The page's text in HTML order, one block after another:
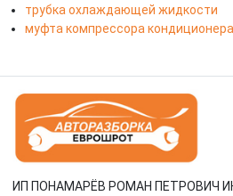
трубка охлаждающей жидкости
муфта компрессора кондиционера
ИП ПОНАМАРЁВ РОМАН ПЕТРОВИЧ